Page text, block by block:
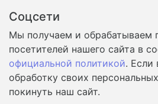
Соцсети
Мы получаем и обрабатываем
посетителей нашего сайта в
официальной политикой. Если
обработку своих
покинуть наш сайт.